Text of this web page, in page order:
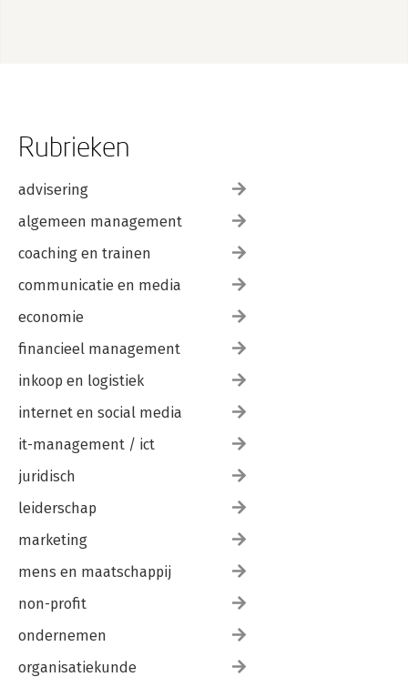
Rubrieken
advisering
algemeen management
coaching en trainen
communicatie en media
economie
financieel management
inkoop en logistiek
internet en social media
it-management / ict
juridisch
leiderschap
marketing
mens en maatschappij
non-profit
ondernemen
organisatiekunde